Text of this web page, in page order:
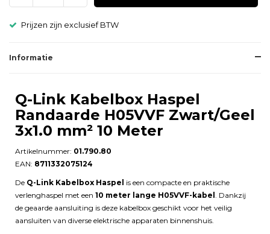
Prijzen zijn exclusief BTW
Informatie
Q-Link Kabelbox Haspel
Randaarde H05VVF Zwart/Geel
3x1.0 mm² 10 Meter
Artikelnummer: 01.790.80
EAN: 8711332075124
De Q-Link Kabelbox Haspel is een compacte en praktische
verlenghaspel met een 10 meter lange H05VVF-kabel . Dankzij
de geaarde aansluiting is deze kabelbox geschikt voor het veilig
aansluiten van diverse elektrische apparaten binnenshuis.